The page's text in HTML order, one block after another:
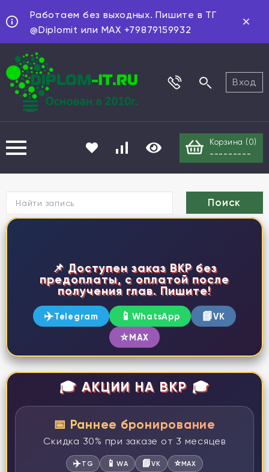
Работаем без выходных. Пишите в ТГ
@Diplomit или MAX +79879159932
Вход
Корзина ( 0)
---------
📌 Доступен заказ ВКР без
предоплаты, с оплатой после
получения глав. Пишите!
✈️Telegram 📱 WhatsApp 📘VK
⭐MAX
🎓 АКЦИИ НА ВКР 🎓
📅 Раннее бронирование
Скидка 30% при заказе от 3 месяцев
✈️TG 📱WA 📘VK ⭐MAX